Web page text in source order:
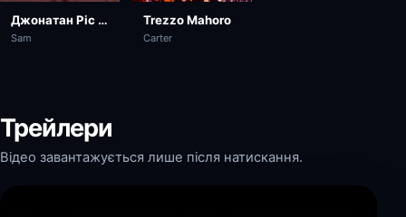
Джонатан Ріс Маєрс
Sam
Trezzo Mahoro
Carter
Трейлери
Відео завантажується лише після натискання.